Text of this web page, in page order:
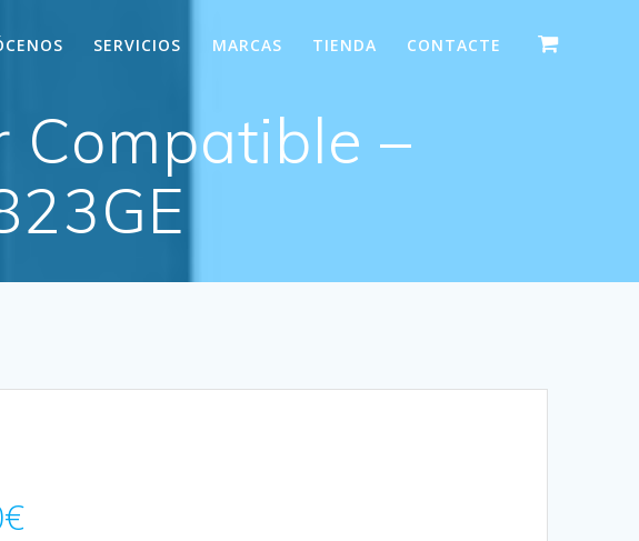
SERVICIOS MARCAS TIENDA CONTACTE
Compatible –
€